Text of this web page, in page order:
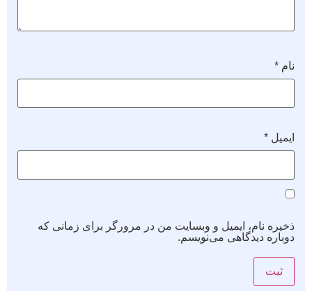
نام *
ایمیل *
ذخیره نام، ایمیل و وبسایت من در مرورگر برای زمانی که
دوباره دیدگاهی می‌نویسم.